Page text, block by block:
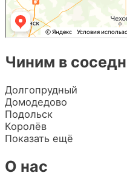
Чиним в
Долгопрудный
Домодедово
Подольск
Королёв
Показать ещё
О нас